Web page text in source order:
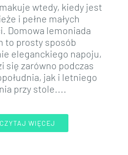
wtedy, kiedy jest
i pełne małych
Domowa lemoniada
to prosty sposób
eleganckiego napoju,
się zarówno podczas
jak i letniego
przy stole....
WIĘCEJ